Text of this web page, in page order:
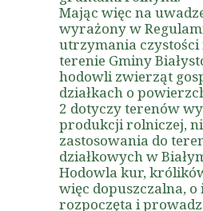
Mając więc na
wyrażony w
utrzymania
terenie Gminy
hodowli zwierząt
działkach o
2 dotyczy terenów
produkcji rolniczej,
zastosowania do
działkowych w
Hodowla kur,
więc dopuszczalna, o
rozpoczęta i